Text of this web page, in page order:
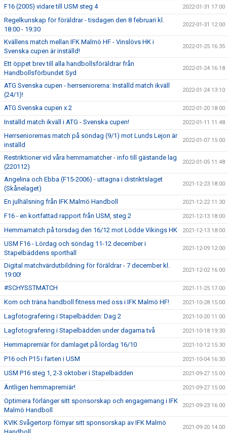
F16 (2005) vidare till USM steg 4 2022-01-31 17:00
Regelkunskap för föräldrar - tisdagen den 8 februari kl.
18:00 - 19:30
2022-01-31 12:00
Kvällens match mellan IFK Malmö HF - Vinslövs HK i
Svenska cupen är inställd!
2022-01-25 16:35
Ett öppet brev till alla handbollsföräldrar från
Handbollsförbundet Syd
2022-01-24 16:18
ATG Svenska cupen - herrseniorerna: Inställd match ikväll
(24/1)!
2022-01-24 13:10
ATG Svenska cupen x 2 2022-01-20 18:00
Inställd match ikväll i ATG - Svenska cupen! 2022-01-11 11:48
Herrseniorernas match på söndag (9/1) mot Lunds Lejon är
inställd
2022-01-07 15:00
Restriktioner vid våra hemmamatcher - info till gästande lag
(220112)
2022-01-05 11:48
Angelina och Ebba (F15-2006) - uttagna i distriktslaget
(Skånelaget)
2021-12-23 18:00
En julhälsning från IFK Malmö Handboll 2021-12-22 11:30
F16 - en kortfattad rapport från USM, steg 2 2021-12-13 18:00
Hemmamatch på torsdag den 16/12 mot Lödde Vikings HK 2021-12-13 18:00
USM F16 - Lördag och söndag 11-12 december i
Stapelbäddens sporthall
2021-12-09 12:00
Digital matchvärdutbildning för föräldrar - 7 december kl.
19:00!
2021-12-02 16:00
#SCHYSSTMATCH 2021-11-25 17:00
Kom och träna handboll fitness med oss i IFK Malmö HF! 2021-10-28 15:00
Lagfotografering i Stapelbädden: Dag 2 2021-10-20 11:00
Lagfotografering i Stapelbädden under dagarna två 2021-10-18 19:30
Hemmapremiär för damlaget på lördag 16/10 2021-10-12 15:30
P16 och P15 i farten i USM 2021-10-04 16:30
USM P16 steg 1, 2-3 oktober i Stapelbädden 2021-09-27 15:00
Äntligen hemmapremiär! 2021-09-27 15:00
Optimera förlänger sitt sponsorskap och engagemang i IFK
Malmö Handboll
2021-09-23 16:00
KVIK Svågertorp förnyar sitt sponsorskap av IFK Malmö
2021-09-20 14:00